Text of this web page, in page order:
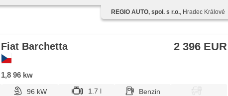
REGIO AUTO, spol. s r.o., Hradec Králové
Fiat Barchetta 2 396 EUR
1,8 96 kw
96 kW 1.7 l Benzin